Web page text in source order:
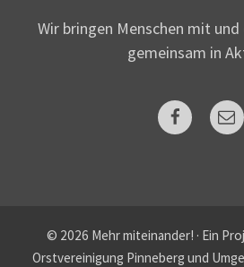
Wir bringen Menschen mit
gemeinsam in
FacebookMail
© 2026 Mehr miteinander! · Ein
Orstvereinigung Pinneberg und